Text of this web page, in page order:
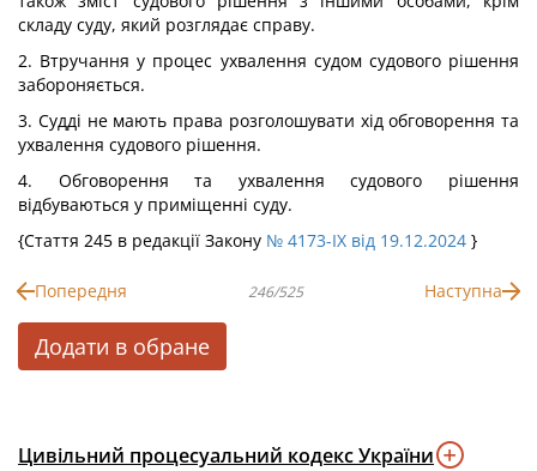
складу суду, який розглядає справу.
2. Втручання у процес ухвалення судом судового рішення
забороняється.
3. Судді не мають права розголошувати хід обговорення та
ухвалення судового рішення.
4. Обговорення та ухвалення судового рішення
відбуваються у приміщенні суду.
{Стаття 245 в редакції Закону № 4173-IX від 19.12.2024 }
Попередня 246/525 Наступна
Додати в обране
Цивільний процесуальний кодекс України